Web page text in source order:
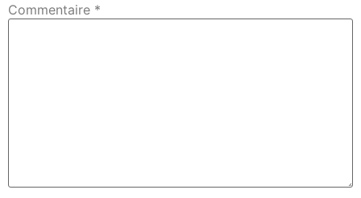
Commentaire *